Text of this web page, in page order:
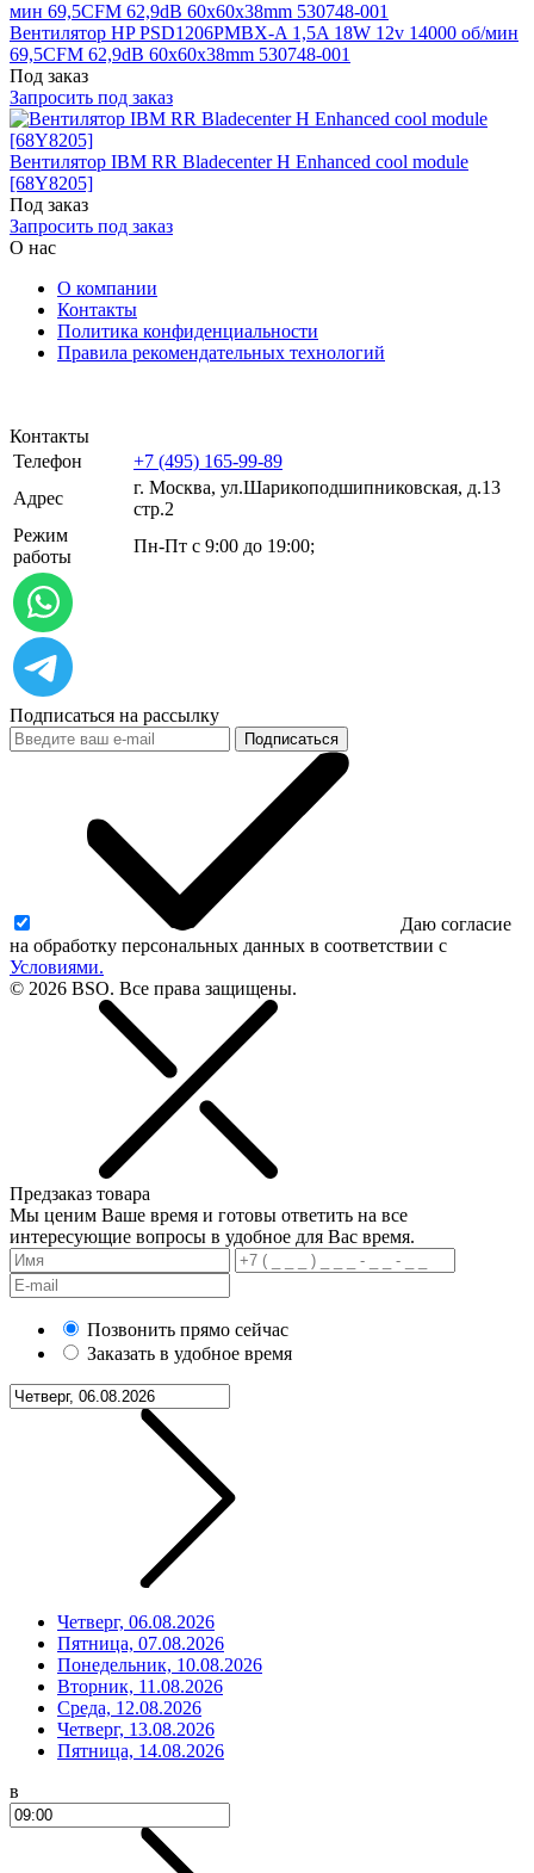
Вентилятор HP PSD1206PMBX-A 1,5A 18W 12v 14000 об/мин
69,5CFM 62,9dB 60x60x38mm 530748-001
Под заказ
Запросить под заказ
Вентилятор IBM RR Bladecenter H Enhanced cool module
[68Y8205]
Под заказ
Запросить под заказ
О нас
О компании
Контакты
Политика конфиденциальности
Правила рекомендательных технологий
Контакты
Телефон
+7 (495) 165-99-89
Адрес
г. Москва, ул.​​Шарикоподшипниковская, д.13
стр.2
Режим
работы
Пн-Пт с 9:00 до 19:00;
Подписаться на рассылку
Подписаться
Даю согласие
на обработку персональных данных в соответствии с
Условиями.
© 2026 BSO. Все права защищены.
Предзаказ товара
Мы ценим Ваше время и готовы ответить на все
интересующие вопросы в удобное для Вас время.
Позвонить прямо сейчас
Заказать в удобное время
Четверг, 06.08.2026
Пятница, 07.08.2026
Понедельник, 10.08.2026
Вторник, 11.08.2026
Среда, 12.08.2026
Четверг, 13.08.2026
Пятница, 14.08.2026
в